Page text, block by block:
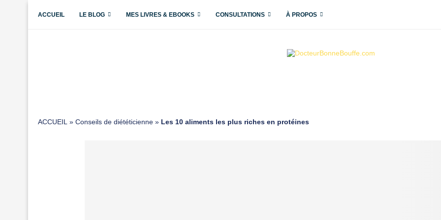
ACCUEIL LE BLOG MES LIVRES & EBOOKS CONSULTATIONS À PROPOS
ACCUEIL » Conseils de diététicienne » Les 10 aliments les plus riches en protéines